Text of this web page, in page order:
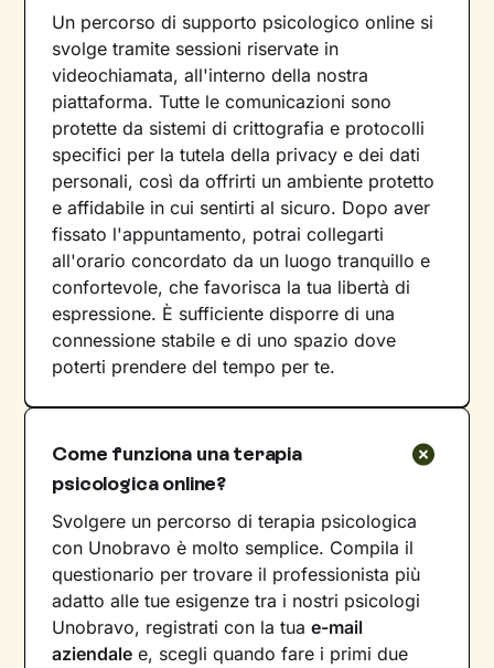
Un percorso di supporto psicologico online si
svolge tramite sessioni riservate in
videochiamata, all'interno della nostra
piattaforma. Tutte le comunicazioni sono
protette da sistemi di crittografia e protocolli
specifici per la tutela della privacy e dei dati
personali, così da offrirti un ambiente protetto
e affidabile in cui sentirti al sicuro. Dopo aver
fissato l'appuntamento, potrai collegarti
all'orario concordato da un luogo tranquillo e
confortevole, che favorisca la tua libertà di
espressione. È sufficiente disporre di una
connessione stabile e di uno spazio dove
poterti prendere del tempo per te.
Come funziona una terapia
psicologica online?
Svolgere un percorso di terapia psicologica
con Unobravo è molto semplice. Compila il
questionario per trovare il professionista più
adatto alle tue esigenze tra i nostri psicologi
Unobravo, registrati con la tuae-mail
aziendale e, scegli quando fare i primi due